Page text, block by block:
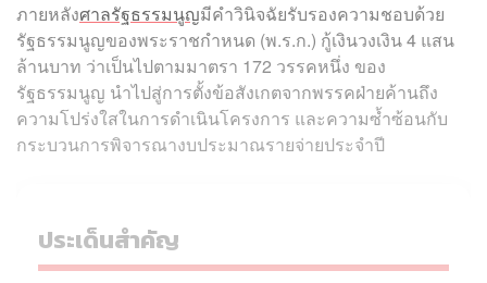
ภายหลังศาลรัฐธรรมนูญมีคำวินิจฉัยรับรองความชอบด้วย
รัฐธรรมนูญของพระราชกำหนด (พ.ร.ก.) กู้เงินวงเงิน 4 แสน
ล้านบาท ว่าเป็นไปตามมาตรา 172 วรรคหนึ่ง ของ
รัฐธรรมนูญ นำไปสู่การตั้งข้อสังเกตจากพรรคฝ่ายค้านถึง
ความโปร่งใสในการดำเนินโครงการ และความซ้ำซ้อนกับ
กระบวนการพิจารณางบประมาณรายจ่ายประจำปี
ประเด็นสำคัญ